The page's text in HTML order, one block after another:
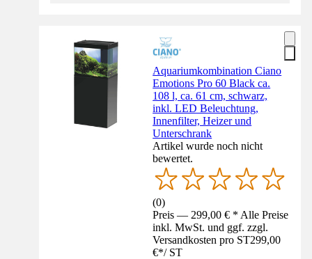
Aquariumkombination Ciano
Emotions Pro 60 Black ca.
108 l, ca. 61 cm, schwarz,
inkl. LED Beleuchtung,
Innenfilter, Heizer und
Unterschrank
Artikel wurde noch nicht
bewertet.
(0)
Preis — 299,00 € * Alle Preise
inkl. MwSt. und ggf. zzgl.
Versandkosten pro ST299,00
€*/ ST